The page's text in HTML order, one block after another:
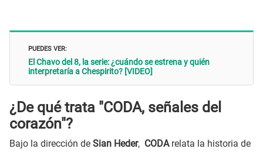
PUEDES VER:
El Chavo del 8, la serie: ¿cuándo se estrena y quién
interpretaría a Chespirito? [VIDEO]
¿De qué trata "CODA, señales del
corazón"?
Bajo la dirección de Sian Heder, CODArelata la historia de